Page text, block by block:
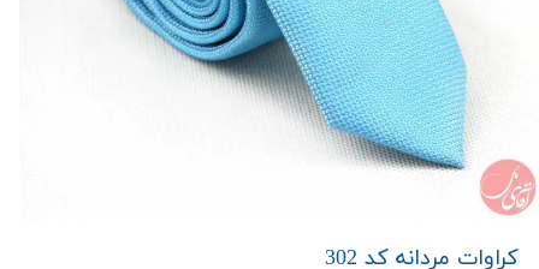
کراوات مردانه کد 302